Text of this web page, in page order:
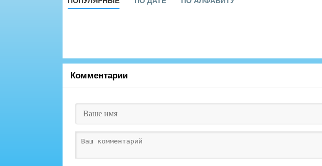
Комментарии